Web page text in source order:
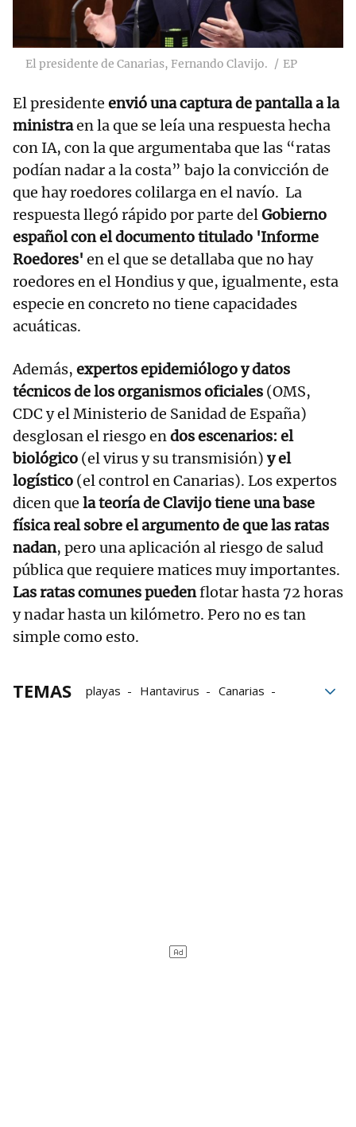
El presidente de Canarias, Fernando Clavijo. EP
El presidente envió una captura de pantalla a la
ministraen la que se leía una respuesta hecha
con IA, con la que argumentaba que las “ratas
podían nadar a la costa” bajo la convicción de
que hay roedores colilarga en el navío. La
respuesta llegó rápido por parte delGobierno
español con el documento titulado 'Informe
Roedores' en el que se detallaba que no hay
roedores en el Hondius y que, igualmente, esta
especie en concreto no tiene capacidades
acuáticas.
Además, expertos epidemiólogo y datos
técnicos de los organismos oficiales (OMS,
CDC y el Ministerio de Sanidad de España)
desglosan el riesgo endos escenarios: el
biológico (el virus y su transmisión) y el
logístico (el control en Canarias). Los expertos
dicen que la teoría de Clavijo tiene una base
física real sobre el argumento de que las ratas
nadan, pero una aplicación al riesgo de salud
pública que requiere matices muy importantes.
Las ratas comunes puedenflotar hasta 72 horas
y nadar hasta un kilómetro. Pero no es tan
simple como esto.
TEMAS playas Hantavirus
Canarias